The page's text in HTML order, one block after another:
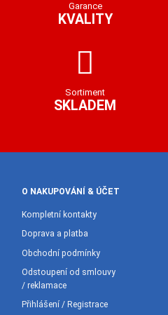
Garance
KVALITY
Sortiment
SKLADEM
O NAKUPOVÁNÍ & ÚČET
Kompletní kontakty
Doprava a platba
Obchodní podmínky
Odstoupení od smlouvy
/ reklamace
Přihlášení / Registrace